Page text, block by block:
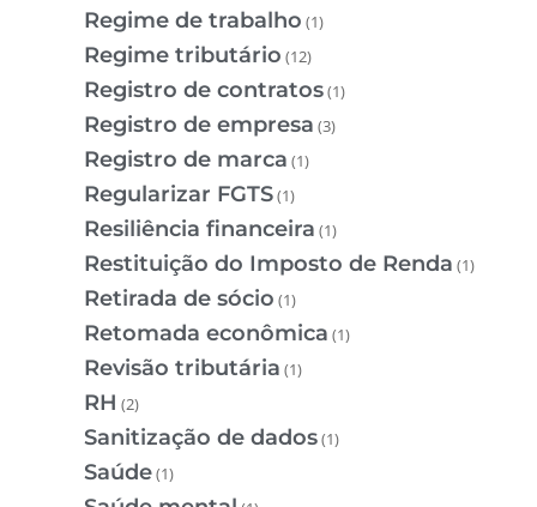
Regime de trabalho (1)
Regime tributário (12)
Registro de contratos(1)
Registro de empresa (3)
Registro de marca (1)
Regularizar FGTS(1)
Resiliência financeira (1)
Restituição do Imposto de Renda (1)
Retirada de sócio (1)
Retomada econômica (1)
Revisão tributária (1)
RH (2)
Sanitização de dados(1)
Saúde(1)